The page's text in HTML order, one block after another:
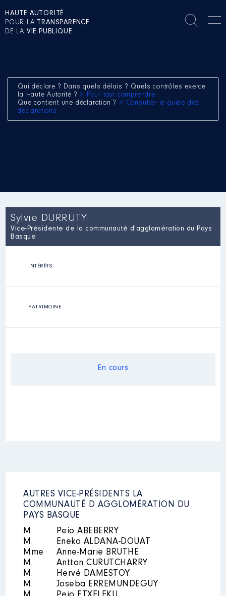
HAUTE AUTORITÉ
POUR LA TRANSPARENCE
DE LA VIE PUBLIQUE
Qui déclare ? Dans quels délais ? Quels contrôles exerce
la Haute Autorité ? > Pour tout comprendre
Que contient une déclaration ? > Consulter le guide des
déclarations
Sylvie DURRUTY
Vice-Présidente de la communauté d'agglomération du Pays
Basque
INTÉRÊTS
PATRIMOINE
En cours
AUTRES VICE-PRÉSIDENTS LA
COMMUNAUTÉ D AGGLOMÉRATION DU
PAYS BASQUE
M.
Peio ABEBERRY
M.
Eneko ALDANA-DOUAT
Mme
Anne-Marie BRUTHE
M.
Antton CURUTCHARRY
M.
Hervé DAMESTOY
M.
Joseba ERREMUNDEGUY